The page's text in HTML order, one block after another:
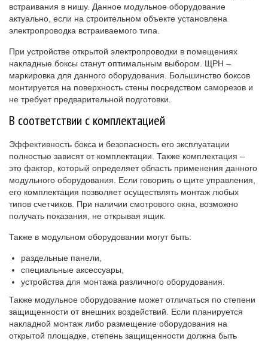
встраивания в нишу. Данное модульное оборудование
актуально, если на строительном объекте установлена
электропроводка встраиваемого типа.
При устройстве открытой электропроводки в помещениях
накладные боксы станут оптимальным выбором. ЩРН –
маркировка для данного оборудования. Большинство боксов
монтируется на поверхность стены посредством саморезов и
не требует предварительной подготовки.
В соответствии с комплектацией
Эффективность бокса и безопасность его эксплуатации
полностью зависят от комплектации. Также комплектация –
это фактор, который определяет область применения данного
модульного оборудования. Если говорить о щите управления,
его комплектация позволяет осуществлять монтаж любых
типов счетчиков. При наличии смотрового окна, возможно
получать показания, не открывая ящик.
Также в модульном оборудовании могут быть:
раздельные панели,
специальные аксессуары,
устройства для монтажа различного оборудования.
Также модульное оборудование может отличаться по степени
защищенности от внешних воздействий. Если планируется
накладной монтаж либо размещение оборудования на
открытой площадке, степень защищенности должна быть